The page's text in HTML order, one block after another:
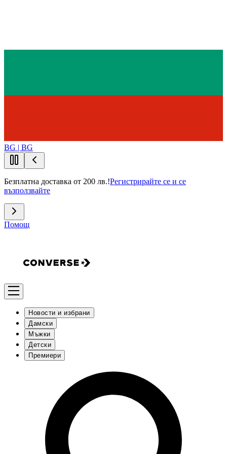
BG | BG
Безплатна доставка от 200 лв.!Регистрирайте се и се
възползвайте
Помощ
Новости и избрани
Дамски
Мъжки
Детски
Премиери